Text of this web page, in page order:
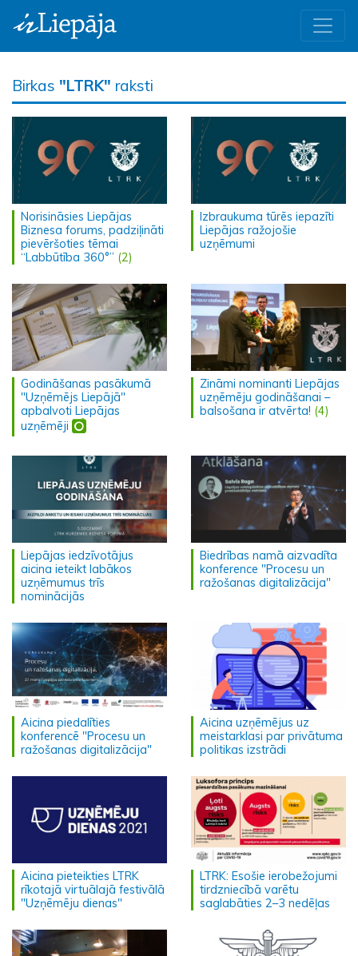
Birkas "LTRK" raksti
Norisināsies Liepājas
Biznesa forums, padziļināti
pievēršoties tēmai
“Labbūtība 360°” (2)
Izbraukuma tūrēs iepazīti
Liepājas ražojošie
uzņēmumi
Godināšanas pasākumā
"Uzņēmējs Liepājā"
apbalvoti Liepājas
uzņēmēji
Zināmi nominanti Liepājas
uzņēmēju godināšanai –
balsošana ir atvērta! (4)
Liepājas iedzīvotājus
aicina ieteikt labākos
uzņēmumus trīs
nominācijās
Biedrības namā aizvadīta
konference "Procesu un
ražošanas digitalizācija"
Aicina piedalīties
konferencē "Procesu un
ražošanas digitalizācija"
Aicina uzņēmējus uz
meistarklasi par privātuma
politikas izstrādi
Aicina pieteikties LTRK
rīkotajā virtuālajā festivālā
"Uzņēmēju dienas"
LTRK: Esošie ierobežojumi
tirdzniecībā varētu
saglabāties 2–3 nedēļas